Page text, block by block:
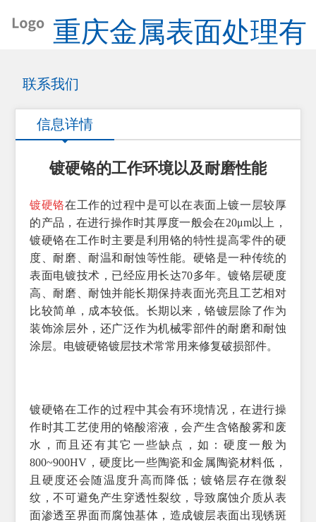
重庆金属表面处理有
限公司
联系我们
信息详情
镀硬铬的工作环境以及耐磨性能
镀硬铬在工作的过程中是可以在表面上镀一层较厚
的产品，在进行操作时其厚度一般会在20μm以上，
镀硬铬在工作时主要是利用铬的特性提高零件的硬
度、耐磨、耐温和耐蚀等性能。硬铬是一种传统的
表面电镀技术，已经应用长达70多年。镀铬层硬度
高、耐磨、耐蚀并能长期保持表面光亮且工艺相对
比较简单，成本较低。长期以来，铬镀层除了作为
装饰涂层外，还广泛作为机械零部件的耐磨和耐蚀
涂层。电镀硬铬镀层技术常常用来修复破损部件。
镀硬铬在工作的过程中其会有环境情况，在进行操
作时其工艺使用的铬酸溶液，会产生含铬酸雾和废
水，而且还有其它一些缺点，如：硬度一般为
800~900HV，硬度比一些陶瓷和金属陶瓷材料低，
且硬度还会随温度升高而降低；镀铬层存在微裂
纹，不可避免产生穿透性裂纹，导致腐蚀介质从表
面渗透至界面而腐蚀基体，造成镀层表面出现锈斑